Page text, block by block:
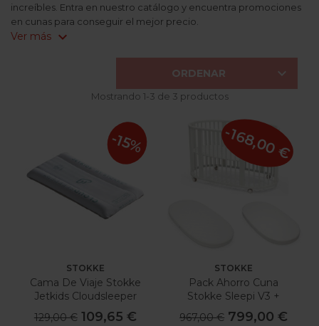
increíbles. Entra en nuestro catálogo y encuentra promociones
en cunas para conseguir el mejor precio.
Ver más expand_more
ORDENAR 
Mostrando 1-3 de 3 productos
STOKKE
Cama De Viaje Stokke
Jetkids Cloudsleeper
129,00 € 109,65 €
-15%
STOKKE
Pack Ahorro Cuna
Stokke Sleepi V3 +
Colchón + Sábana
967,00 € 799,00 €
-168,00 €